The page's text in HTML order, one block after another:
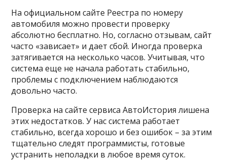
На официальном сайте Реестра по номеру
автомобиля можно провести проверку
абсолютно бесплатно. Но, согласно отзывам, сайт
часто «зависает» и дает сбой. Иногда проверка
затягивается на несколько часов. Учитывая, что
система еще не начала работать стабильно,
проблемы с подключением наблюдаются
довольно часто.
Проверка на сайте сервиса АвтоИстория лишена
этих недостатков. У нас система работает
стабильно, всегда хорошо и без ошибок – за этим
тщательно следят программисты, готовые
устранить неполадки в любое время суток.